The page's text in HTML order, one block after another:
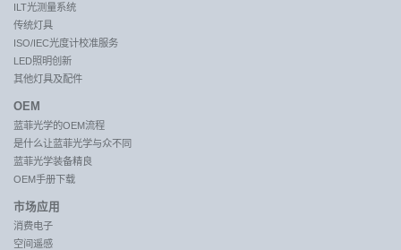
ILT光测量系统
传统灯具
ISO/IEC光度计校准服务
LED照明创新
其他灯具及配件
OEM
蓝菲光学的OEM流程
是什么让蓝菲光学与众不同
蓝菲光学装备精良
OEM手册下载
市场应用
消费电子
空间遥感